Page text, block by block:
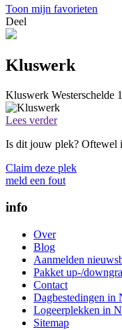
Toon mijn favorieten
Deel
Kluswerk
Kluswerk Westerschelde
Lees verder
Is dit jouw plek? Oftewel
Claim deze plek
meld een fout
info
Over
Blog
Aanmelden
Pakket up-/
Contact
Dagbestedingen in
Logeerplekken in
Sitemap